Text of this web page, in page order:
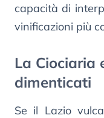
capacità di
vinificazioni più
La Ciociaria
dimenticati
Se il Lazio